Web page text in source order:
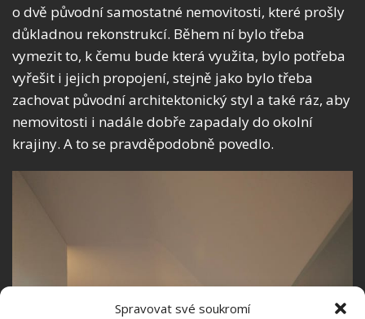
Spravovat své soukromí
o dvě původní samostatné nemovitosti, které prošly
důkladnou rekonstrukcí. Během ní bylo třeba
vymezit to, k čemu bude která využita, bylo potřeba
vyřešit i jejich propojení, stejně jako bylo třeba
zachovat původní architektonický styl a také ráz, aby
nemovitosti i nadále dobře zapadaly do okolní
krajiny. A to se pravděpodobně povedlo.